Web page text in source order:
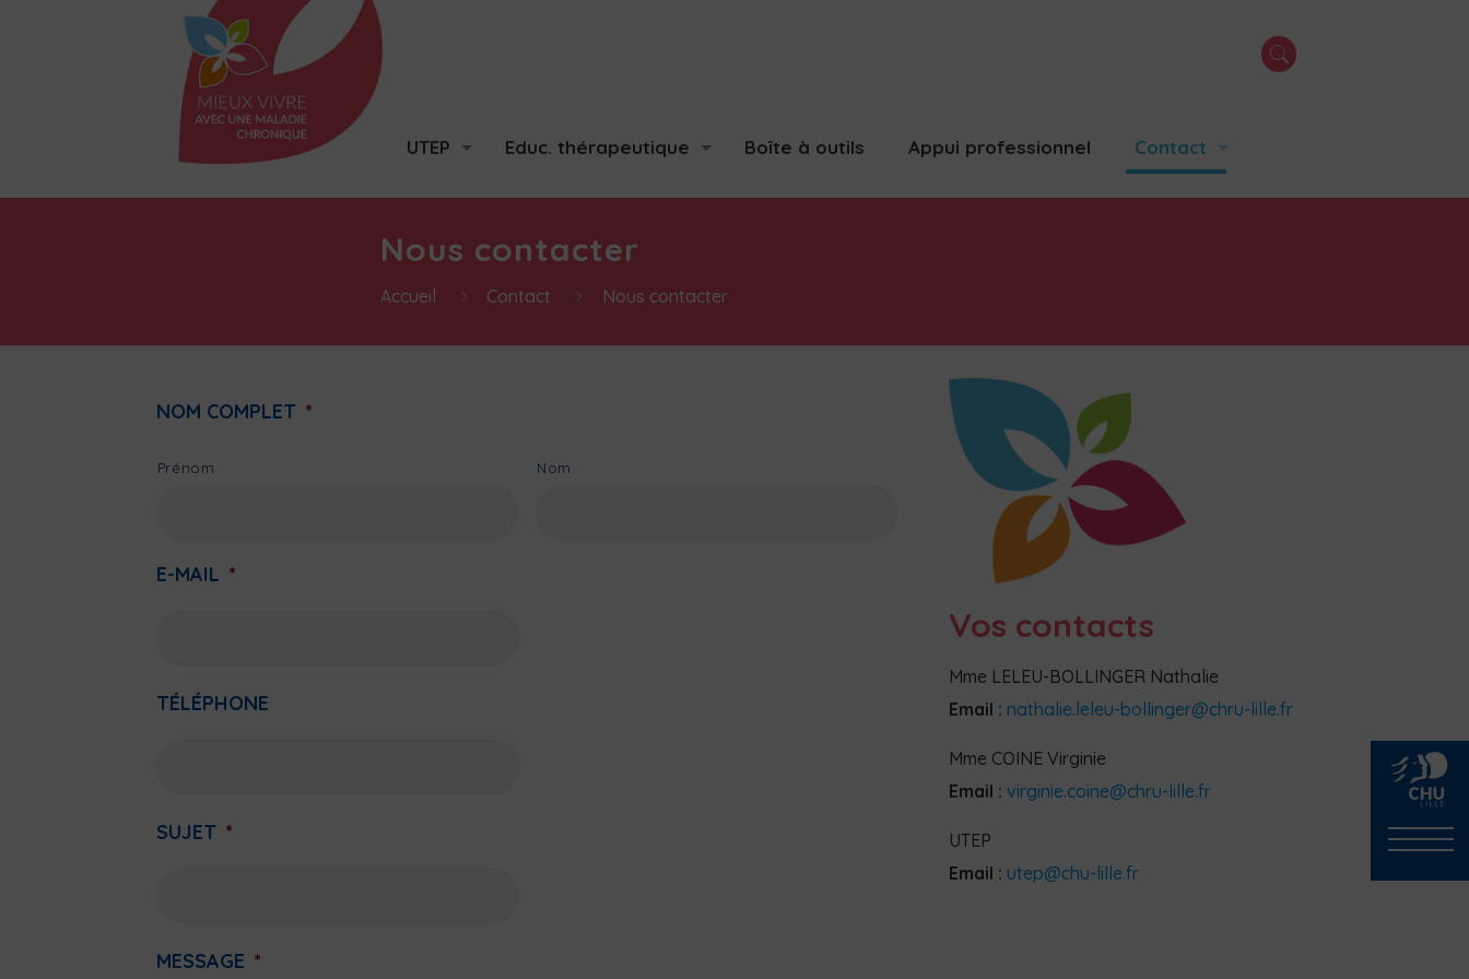
UTEP Educ. thérapeutique Boîte à outils Appui professionnel Contact
Nous contacter
Accueil Contact Nous contacter
NOM COMPLET *
Prénom Nom
E-MAIL *
TÉLÉPHONE
SUJET *
MESSAGE *
Vos contacts
Mme LELEU-BOLLINGER Nathalie
Email : nathalie.leleu-bollinger@chru-lille.fr
Mme COINE Virginie
Email :virginie.coine@chru-lille.fr
UTEP
Email : utep@chu-lille.fr